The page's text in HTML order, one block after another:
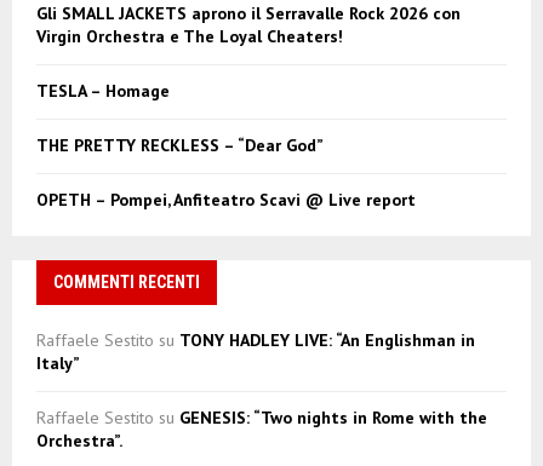
Gli SMALL JACKETS aprono il Serravalle Rock 2026 con
Virgin Orchestra e The Loyal Cheaters!
TESLA – Homage
THE PRETTY RECKLESS – “Dear God”
OPETH – Pompei, Anfiteatro Scavi @ Live report
COMMENTI RECENTI
Raffaele Sestito su TONY HADLEY LIVE: “An Englishman in
Italy”
Raffaele Sestito su GENESIS: “Two nights in Rome with the
Orchestra”.